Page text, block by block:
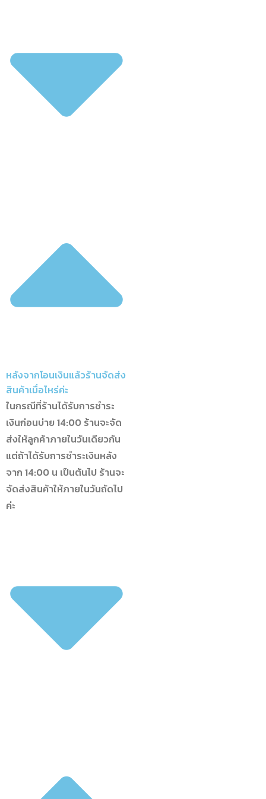
หลังจากโอนเงินแล้วร้านจัดส่ง
สินค้าเมื่อไหร่ค่ะ
ในกรณีที่ร้านได้รับการชำระ
เงินก่อนบ่าย 14:00 ร้านจะจัด
ส่งให้ลูกค้าภายในวันเดียวกัน
แต่ถ้าได้รับการชำระเงินหลัง
จาก 14:00 น เป็นต้นไป ร้านจะ
จัดส่งสินค้าให้ภายในวันถัดไป
ค่ะ